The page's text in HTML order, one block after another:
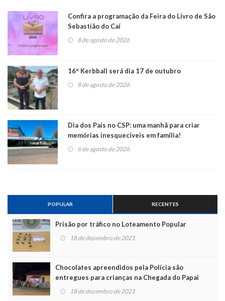
Confira a programação da Feira do Livro de São
Sebastião do Caí
8 de agosto de 2026
16° Kerbball será dia 17 de outubro
8 de agosto de 2026
Dia dos Pais no CSP: uma manhã para criar
memórias inesquecíveis em família!
6 de agosto de 2026
POPULAR RECENTES
Prisão por tráfico no Loteamento Popular
18 de dezembro de 2021
Chocolates apreendidos pela Polícia são
entregues para crianças na Chegada do Papai
Noel 18 de dezembro de 2021